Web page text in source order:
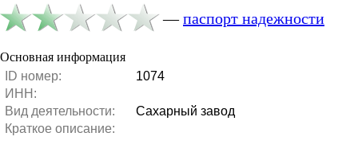
—паспорт надежности
Основная информация
ID номер:
1074
ИНН:
Вид деятельности:
Сахарный завод
Краткое описание: